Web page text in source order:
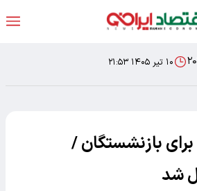
۱۰ تیر ۱۴۰۵ ۲۱:۵۳
بازنشستگان /
شد